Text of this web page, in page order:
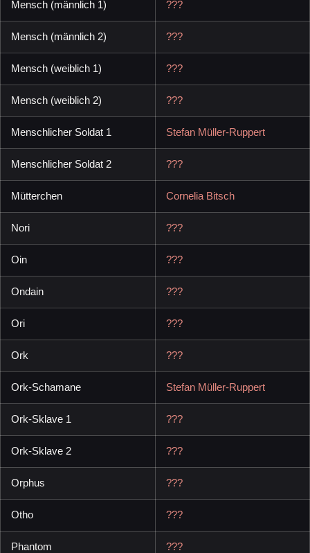
Mensch (männlich 1) ???
Mensch (männlich 2) ???
Mensch (weiblich 1) ???
Mensch (weiblich 2) ???
Menschlicher Soldat 1 Stefan Müller-Ruppert
Menschlicher Soldat 2 ???
Mütterchen Cornelia Bitsch
Nori ???
Oin ???
Ondain ???
Ori ???
Ork ???
Ork-Schamane Stefan Müller-Ruppert
Ork-Sklave 1 ???
Ork-Sklave 2 ???
Orphus ???
Otho ???
Phantom ???